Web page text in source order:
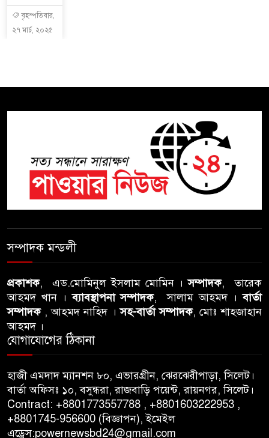
২৭ মার্চ, ২০২৫
সম্পাদক মন্ডলী
প্রকাশক, এড.মোমিনুল ইসলাম মোমিন ।সম্পাদক, তারেক
আহমদ খান ।ব্যাবস্থাপনা সম্পাদক, সালাম আহমদ ।বার্তা
সম্পাদক, আহমদ নাহিদ ।সহ-বার্তা সম্পাদক, মোঃ শাহজাহান
আহমদ ।
যোগাযোগের ঠিকানা
হাজী এমদাদ ম্যানশন ৮০, এভারগ্রীন, ঝেরঝেরীপাড়া, সিলেট।
বার্তা অফিসঃ ১০, বসুন্ধরা, রাজবাড়ি পয়েন্ট, রায়নগর, সিলেট।
Contract: +8801773557788 , +8801603222953 ,
+8801745-956600 (বিজ্ঞাপন), ইমেইল
এড্রেস:powernewsbd24@gmail.com